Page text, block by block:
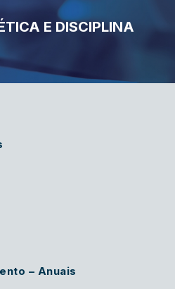
E DISCIPLINA
– Anuais